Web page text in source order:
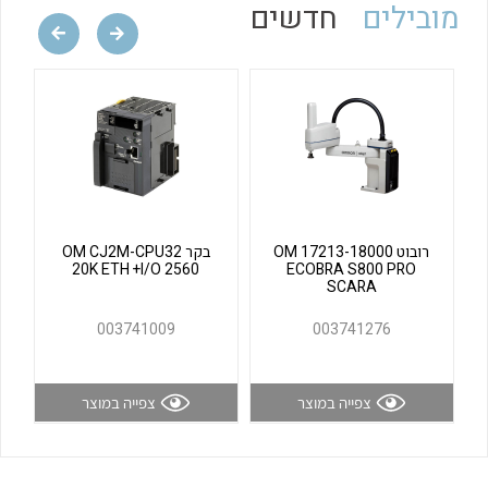
לכל מוצרי היצרן לכל מוצרי היצרן
לכל מוצרי היצרן לכל מוצרי היצרן
מובילים חדשים
רובוט OM 17213-18000
ECOBRA S800 PRO
SCARA
003741276
צפייה במוצר
בקר OM CJ2M-CPU32
20K ETH +I/O 2560
003741009
צפייה במוצר